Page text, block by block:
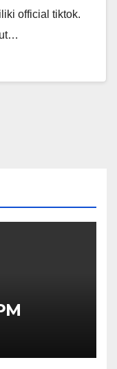
official tiktok.